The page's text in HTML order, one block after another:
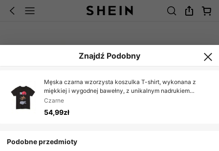
Znajdź Podobny
Męska czarna wzorzysta koszulka T-shirt, wykonana z
miękkiej i wygodnej bawełny, z unikalnym nadrukiem
rękawic bokserskich i mikrofonu, krótkimi rękawami,
okrągłym dekoltem, swobodnym stylem
Czarne
54,99zł
Podobne przedmioty